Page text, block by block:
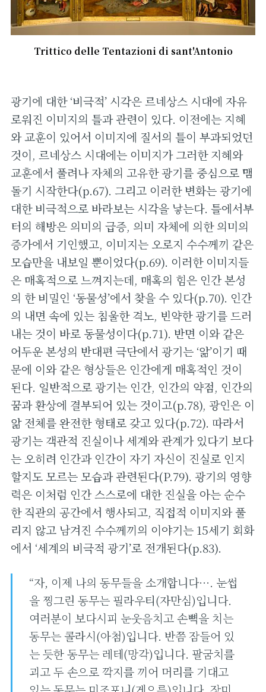
Trittico delle Tentazioni di sant'Antonio
광기에 대한 ‘비극적’ 시각은 르네상스 시대에 자유
로워진 이미지의 틀과 관련이 있다. 이전에는 지혜
와 교훈이 있어서 이미지에 질서의 틀이 부과되었던
것이, 르네상스 시대에는 이미지가 그러한 지혜와
교훈에서 풀려나 자체의 고유한 광기를 중심으로 맴
돌기 시작한다(p.67). 그리고 이러한 변화는 광기에
대한 비극적으로 바라보는 시각을 낳는다. 틀에서부
터의 해방은 의미의 급증, 의미 자체에 의한 의미의
증가에서 기인했고, 이미지는 오로지 수수께끼 같은
모습만을 내보일 뿐이었다(p.69). 이러한 이미지들
은 매혹적으로 느껴지는데, 매혹의 힘은 인간 본성
의 한 비밀인 ‘동물성’에서 찾을 수 있다(p.70). 인간
의 내면 속에 있는 침울한 격노, 빈약한 광기를 드러
내는 것이 바로 동물성이다(p.71). 반면 이와 같은
어두운 본성의 반대편 극단에서 광기는 ‘앎’이기 때
문에 이와 같은 형상들은 인간에게 매혹적인 것이
된다. 일반적으로 광기는 인간, 인간의 약점, 인간의
꿈과 환상에 결부되어 있는 것이고(p.78), 광인은 이
앎 전체를 완전한 형태로 갖고 있다(p.72). 따라서
광기는 객관적 진실이나 세계와 관계가 있다기 보다
는 오히려 인간과 인간이 자기 자신이 진실로 인지
할지도 모르는 모습과 관련된다(P.79). 광기의 영향
력은 이처럼 인간 스스로에 대한 진실을 아는 순수
한 직관의 공간에서 행사되고, 직접적 이미지와 풀
리지 않고 남겨진 수수께끼의 이야기는 15세기 회화
에서 ‘세계의 비극적 광기’로 전개된다(p.83).
“자, 이제 나의 동무들을 소개합니다…. 눈썹
을 찡그린 동무는 필라우티(자만심)입니다.
여러분이 보다시피 눈웃음치고 손뼉을 치는
동무는 콜라시(아첨)입니다. 반쯤 잠들어 있
는 듯한 동무는 레테(망각)입니다. 팔굼치를
괴고 두 손으로 깍지를 끼어 머리를 기대고